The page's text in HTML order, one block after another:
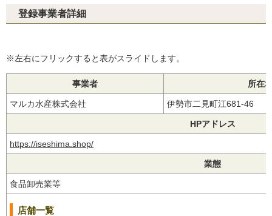
登録事業者詳細
※左右にフリックすると表がスライドします。
事業者 所在
マルカ水産株式会社 伊勢市二見町江681-46
HPアドレス
https://iseshima.shop/
業態
食品卸売業等
店舗一覧